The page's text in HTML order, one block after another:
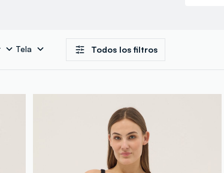
Tela Todos los filtros